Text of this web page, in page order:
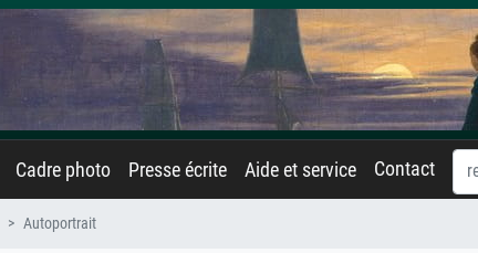
Cadre photo Presse écrite Aide et service Contact
Autoportrait